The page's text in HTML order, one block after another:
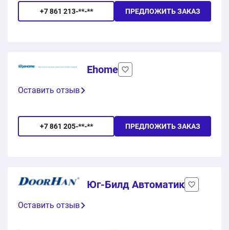
+7 861 213-**-** ПРЕДЛОЖИТЬ ЗАКАЗ
Ehome
+7 861 205-**-** ПРЕДЛОЖИТЬ ЗАКАЗ
Оставить отзыв
Юг-Билд Автоматик
Оставить отзыв